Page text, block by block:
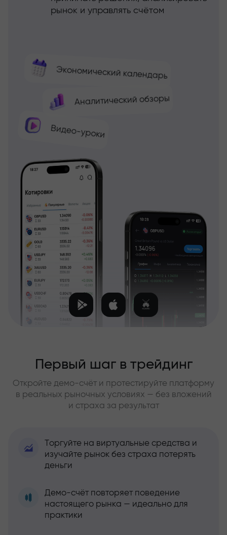
Экономический календарь
Аналитический обзоры
Видео-уроки
рынок и управлять счётом
Первый шаг в трейдинг
Откройте демо-счёт и протестируйте платформу
в реальных рыночных условиях — без вложений
и страха за результат
Торгуйте на виртуальные средства и
изучайте рынок без страха потерять
деньги
Демо-счёт повторяет поведение
настоящего рынка — идеально для
практики